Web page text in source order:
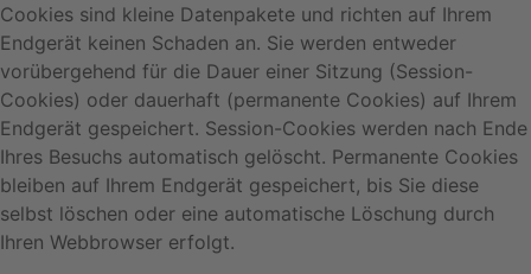
Cookies sind kleine Datenpakete und richten auf Ihrem
Endgerät keinen Schaden an. Sie werden entweder
vorübergehend für die Dauer einer Sitzung (Session-
Cookies) oder dauerhaft (permanente Cookies) auf Ihrem
Endgerät gespeichert. Session-Cookies werden nach Ende
Ihres Besuchs automatisch gelöscht. Permanente Cookies
bleiben auf Ihrem Endgerät gespeichert, bis Sie diese
selbst löschen oder eine automatische Löschung durch
Ihren Webbrowser erfolgt.